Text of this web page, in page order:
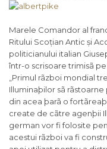
Marele Comandor al
Ritului Scoțian Antic și
politicianului italian
într-o scrisoare trimisã pe
Primul rãzboi mondial
Illuminaþilor sã
din acea þarã o
create de cãtre agenþii
german vor fi folosite
acestui rãzboi va fi